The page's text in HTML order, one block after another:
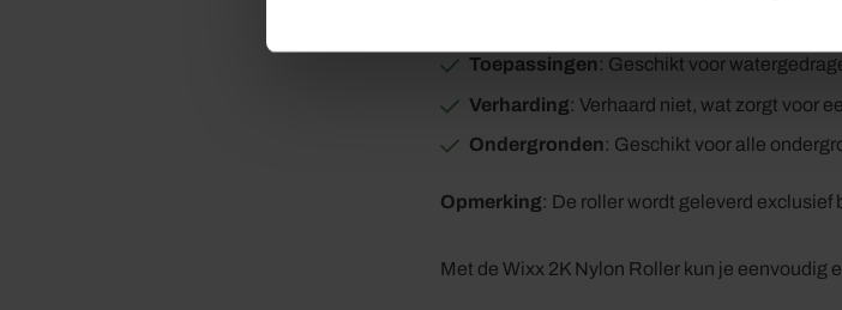
Toepassingen: Geschikt voor
Verharding: Verhaard niet, wat zorgt voor
Ondergronden: Geschikt voor alle
Opmerking: De roller wordt geleverd exclusief
Met de Wixx 2K Nylon Roller kun je eenvoudig